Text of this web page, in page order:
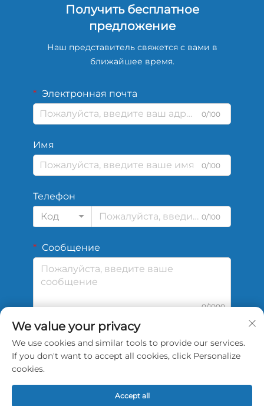
Получить бесплатное
предложение
Наш представитель свяжется с вами в
ближайшее время.
Электронная почта
0/100
Имя
0/100
Телефон
Код
0/100
Сообщение
0/1000
Отправить
We value your privacy
We use cookies and similar tools to provide our services.
If you don't want to accept all cookies, click Personalize
cookies.
Accept all